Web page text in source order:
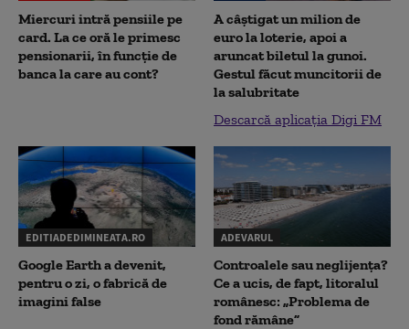
Miercuri intră pensiile pe
card. La ce oră le primesc
pensionarii, în funcție de
banca la care au cont?
A câștigat un milion de
euro la loterie, apoi a
aruncat biletul la gunoi.
Gestul făcut muncitorii de
la salubritate
Descarcă aplicația Digi FM
EDITIADEDIMINEATA.RO
Google Earth a devenit,
pentru o zi, o fabrică de
imagini false
ADEVARUL
Controalele sau neglijența?
Ce a ucis, de fapt, litoralul
românesc: „Problema de
fond rămâne”